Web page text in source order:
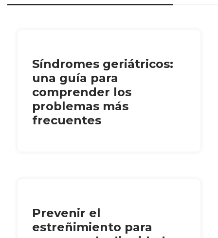
Síndromes geriátricos:
una guía para
comprender los
problemas más
frecuentes
Prevenir el
estreñimiento para